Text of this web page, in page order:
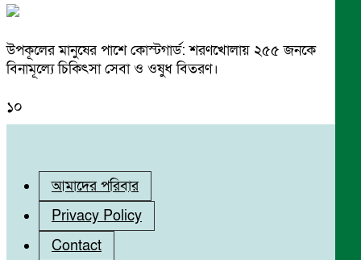
উপকূলের মানুষের পাশে কোস্টগার্ড: শরণখোলায় ২৫৫ জনকে
বিনামূল্যে চিকিৎসা সেবা ও ওষুধ বিতরণ।
১০
আমাদের পরিবার
Privacy Policy
Contact